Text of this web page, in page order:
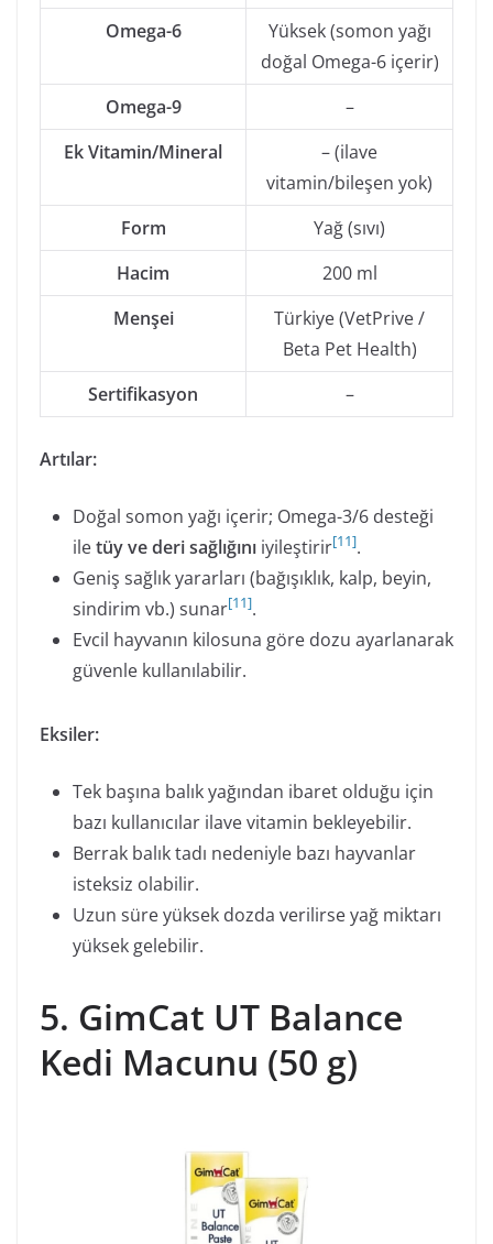
Omega-6
Yüksek (somon yağı
doğal Omega-6 içerir)
Omega-9
–
Ek Vitamin/Mineral
– (ilave
vitamin/bileşen yok)
Form
Yağ (sıvı)
Hacim
200 ml
Menşei
Türkiye (VetPrive /
Beta Pet Health)
Sertifikasyon
–
Artılar:
Doğal somon yağı içerir; Omega-3/6 desteği
iletüy ve deri sağlığını iyileştirir[11].
Geniş sağlık yararları (bağışıklık, kalp, beyin,
sindirim vb.) sunar[11].
Evcil hayvanın kilosuna göre dozu ayarlanarak
güvenle kullanılabilir.
Eksiler:
Tek başına balık yağından ibaret olduğu için
bazı kullanıcılar ilave vitamin bekleyebilir.
Berrak balık tadı nedeniyle bazı hayvanlar
isteksiz olabilir.
Uzun süre yüksek dozda verilirse yağ miktarı
yüksek gelebilir.
5. GimCat UT Balance
Kedi Macunu (50 g)